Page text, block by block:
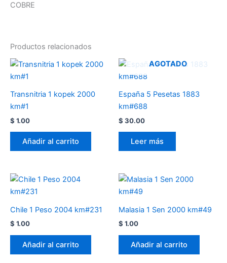
COBRE
Productos relacionados
Transnitria 1 kopek 2000
km#1
$ 1.00
Añadir al carrito
AGOTADO
España 5 Pesetas 1883
km#688
$ 30.00
Leer más
Chile 1 Peso 2004 km#231
$ 1.00
Añadir al carrito
Malasia 1 Sen 2000 km#49
$ 1.00
Añadir al carrito